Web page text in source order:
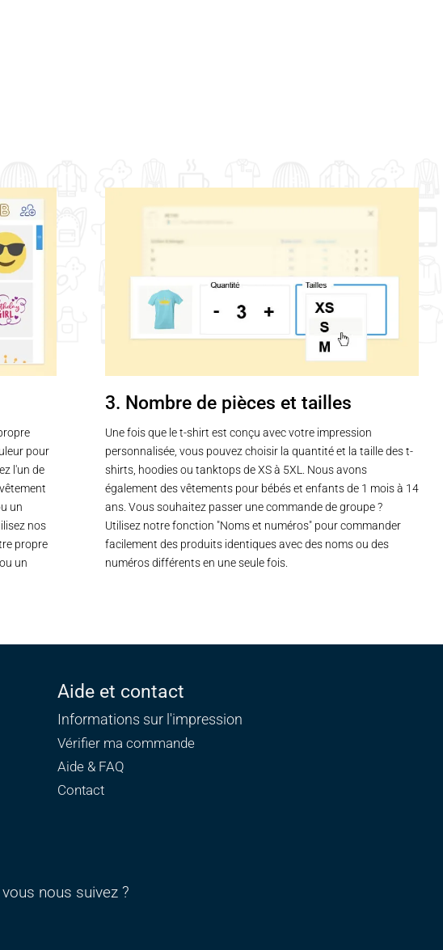
pour
l'un de
un
nos
propre
un
3. Nombre de pièces et tailles
Une fois que le t-shirt est conçu avec votre impression
personnalisée, vous pouvez choisir la quantité et la taille des t-
shirts, hoodies ou tanktops de XS à 5XL. Nous avons
également des vêtements pour bébés et enfants de 1 mois à 14
ans. Vous souhaitez passer une commande de groupe ?
Utilisez notre fonction "Noms et numéros" pour commander
facilement des produits identiques avec des noms ou des
numéros différents en une seule fois.
Aide et contact
Informations sur l'impression
Vérifier ma commande
Aide & FAQ
Contact
nous suivez ?